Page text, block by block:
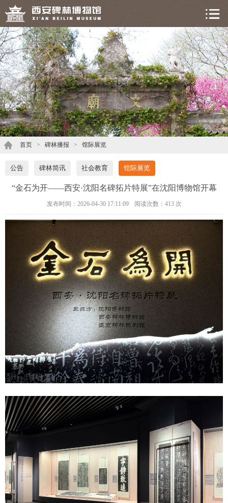
首页 > 碑林播报 > 馆际展览
公告 碑林简讯 社会教育 馆际展览
“金石为开——西安·沈阳名碑拓片特展”在沈阳博物馆开幕
发布时间：2026-04-30 17:11:09 阅读次数： 413 次